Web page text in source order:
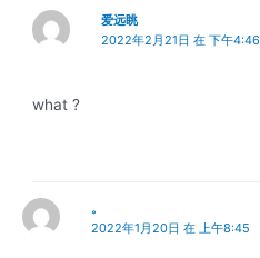
爱远眺
2022年2月21日 在 下午4:46
what ?
。
2022年1月20日 在 上午8:45